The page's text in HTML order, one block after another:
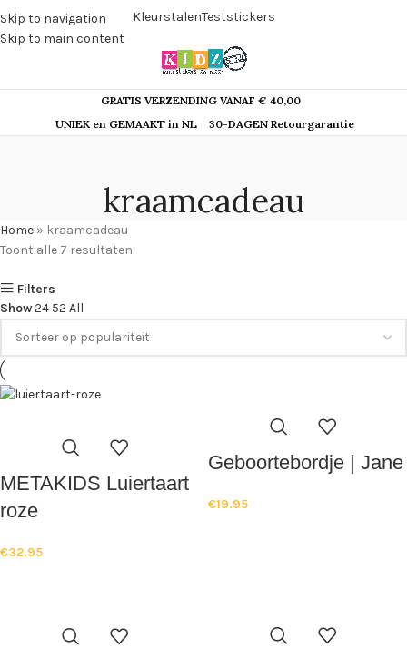
Skip to navigation
Skip to main content
KleurstalenTeststickers
GRATIS VERZENDING VANAF € 40,00
UNIEK en GEMAAKT in NL
30-DAGEN Retourgarantie
kraamcadeau
Home » kraamcadeau
Toont alle 7 resultaten
Filters
Show24 52 All
METAKIDS Luiertaart
roze
€32.95
Geboortebordje | Jane
€19.95